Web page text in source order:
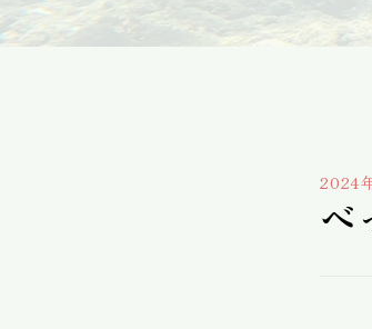
2024
べ